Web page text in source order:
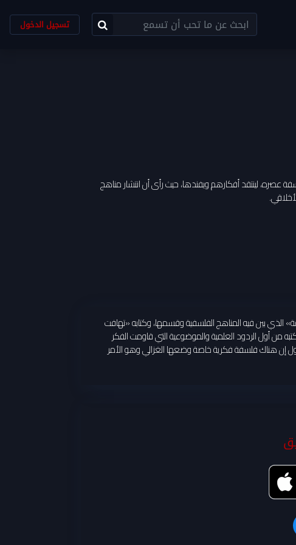
تسجيل الدخول
عصره، لينتقد أفكارهم ويفندها، حيث رأى أن انتشار مناهج
الذي بين فيه المناهج الفلسفية وقسمها، وكتابه «تهافت
من أول الردود العلمية والموضوعية التي قاومت الفكر
إن هناك فلسفة فكرية خاصة وضعها الغزالي وهو الأمر